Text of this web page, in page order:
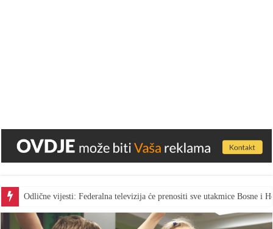
Odlične vijesti: Federalna televizija će prenositi sve utakmice Bosne i